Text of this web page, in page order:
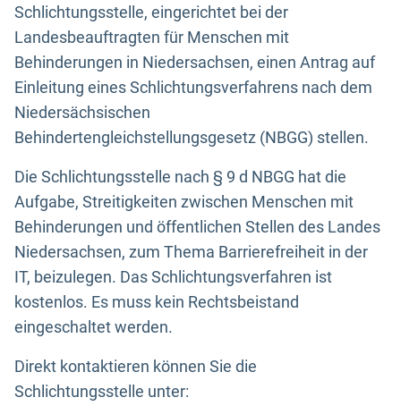
Schlichtungsstelle, eingerichtet bei der
Landesbeauftragten für Menschen mit
Behinderungen in Niedersachsen, einen Antrag auf
Einleitung eines Schlichtungsverfahrens nach dem
Niedersächsischen
Behindertengleichstellungsgesetz (NBGG) stellen.
Die Schlichtungsstelle nach § 9 d NBGG hat die
Aufgabe, Streitigkeiten zwischen Menschen mit
Behinderungen und öffentlichen Stellen des Landes
Niedersachsen, zum Thema Barrierefreiheit in der
IT, beizulegen. Das Schlichtungsverfahren ist
kostenlos. Es muss kein Rechtsbeistand
eingeschaltet werden.
Direkt kontaktieren können Sie die
Schlichtungsstelle unter: